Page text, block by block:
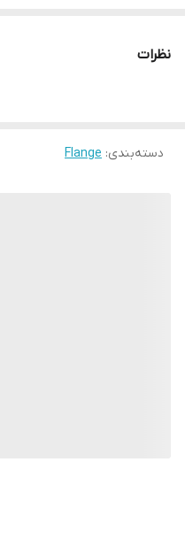
نظرات
دسته‌بندی:
Flange